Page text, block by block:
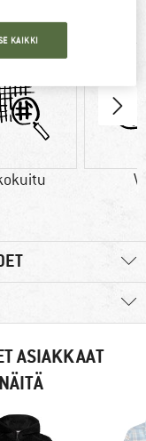
ASIAKKAAT
KAIKKI